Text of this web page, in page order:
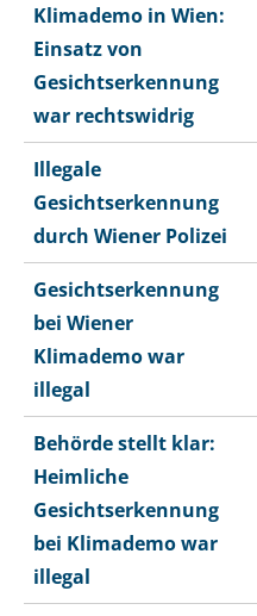
Klimademo in Wien:
Einsatz von
Gesichtserkennung
war rechtswidrig
Illegale
Gesichtserkennung
durch Wiener Polizei
Gesichtserkennung
bei Wiener
Klimademo war
illegal
Behörde stellt klar:
Heimliche
Gesichtserkennung
bei Klimademo war
illegal